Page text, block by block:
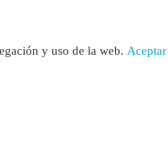
y uso de la web. Aceptar